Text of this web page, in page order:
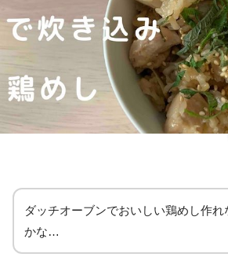
ダッチオーブンでおいしい鶏めし作れ
かな…